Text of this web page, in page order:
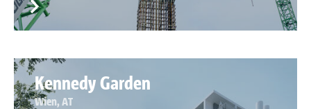
Kennedy Garden
Wien, AT